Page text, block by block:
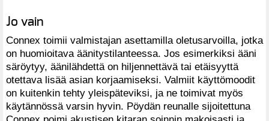
Jo vain
Connex toimii valmistajan asettamilla oletusarvoilla, jotka
on huomioitava äänitystilanteessa. Jos esimerkiksi ääni
säröytyy, äänilähdettä on hiljennettävä tai etäisyyttä
otettava lisää asian korjaamiseksi. Valmiit käyttömoodit
on kuitenkin tehty yleispäteviksi, ja ne toimivat myös
käytännössä varsin hyvin. Pöydän reunalle sijoitettuna